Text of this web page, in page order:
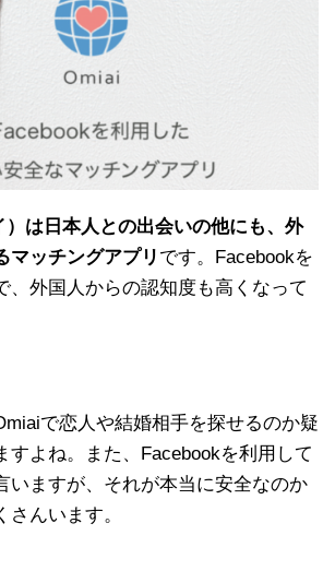
は日本人との出会いの他にも、外
マッチングアプリ です。Facebookを
、外国人からの認知度も高くなって
で恋人や結婚相手を探せるのか疑
すよね。また、Facebookを利用して
いますが、それが本当に安全なのか
んいます。